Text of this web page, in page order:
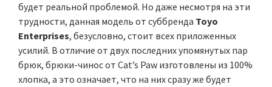
будет реальной проблемой. Но даже несмотря на эти
трудности, данная модель от суббренда Toyo
Enterprises, безусловно, стоит всех приложенных
усилий. В отличие от двух последних упомянутых пар
брюк, брюки-чинос от Cat’s Paw изготовлены из 100%
хлопка, а это означает, что на них сразу же будет